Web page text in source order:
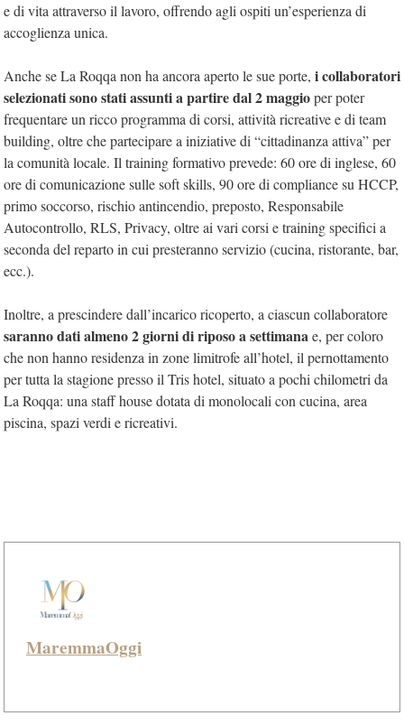
e di vita attraverso il lavoro, offrendo agli ospiti un’esperienza di
accoglienza unica.
Anche se La Roqqa non ha ancora aperto le sue porte, i collaboratori
selezionati sono stati assunti a partire dal 2 maggioper poter
frequentare un ricco programma di corsi, attività ricreative e di team
building, oltre che partecipare a iniziative di “cittadinanza attiva” per
la comunità locale. Il training formativo prevede: 60 ore di inglese, 60
ore di comunicazione sulle soft skills, 90 ore di compliance su HCCP,
primo soccorso, rischio antincendio, preposto, Responsabile
Autocontrollo, RLS, Privacy, oltre ai vari corsi e training specifici a
seconda del reparto in cui presteranno servizio (cucina, ristorante, bar,
ecc.).
Inoltre, a prescindere dall’incarico ricoperto, a ciascun collaboratore
saranno dati almeno 2 giorni di riposo a settimanae, per coloro
che non hanno residenza in zone limitrofe all’hotel, il pernottamento
per tutta la stagione presso il Tris hotel, situato a pochi chilometri da
La Roqqa: una staff house dotata di monolocali con cucina, area
piscina, spazi verdi e ricreativi.
MaremmaOggi